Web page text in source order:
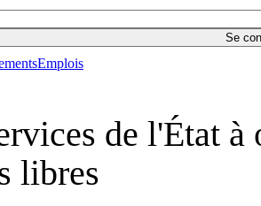
Se
Emplois
de l'État
libres